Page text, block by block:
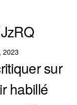
2023
sur
habillé